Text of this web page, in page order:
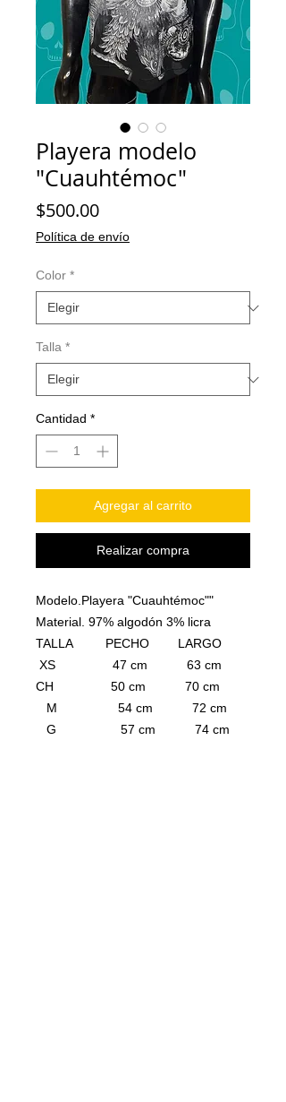
Playera modelo
"Cuauhtémoc"
$500.00Precio
Política de envío
Color *
Talla *
Cantidad *
Agregar al carrito
Realizar compra
Modelo.Playera "Cuauhtémoc""
Material. 97% algodón 3% licra
TALLA PECHO LARGO
XS 47 cm 63 cm
CH 50 cm 70 cm
M 54 cm 72 cm
G 57 cm 74 cm